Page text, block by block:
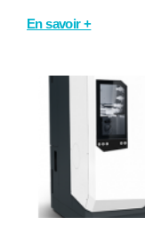
En savoir +